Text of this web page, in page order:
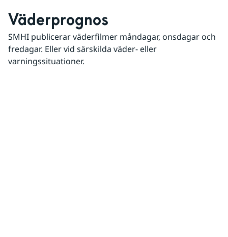
Väderprognos
SMHI publicerar väderfilmer måndagar, onsdagar och
fredagar. Eller vid särskilda väder- eller
varningssituationer.